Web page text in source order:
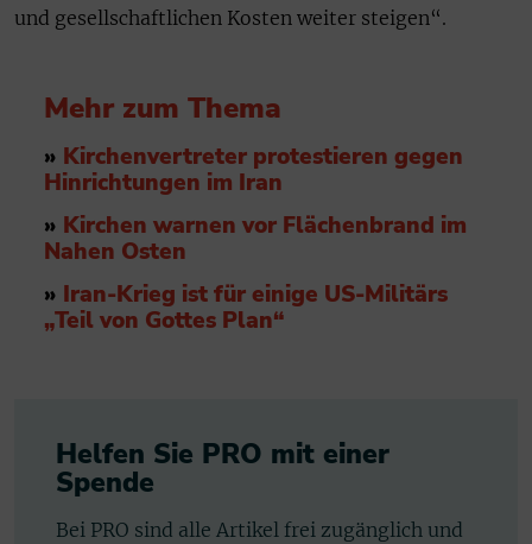
und gesellschaftlichen Kosten weiter steigen“.
Mehr zum Thema
» Kirchenvertreter protestieren gegen
Hinrichtungen im Iran
» Kirchen warnen vor Flächenbrand im
Nahen Osten
» Iran-Krieg ist für einige US-Militärs
„Teil von Gottes Plan“
Helfen Sie PRO mit einer
Spende
Bei PRO sind alle Artikel frei zugänglich und